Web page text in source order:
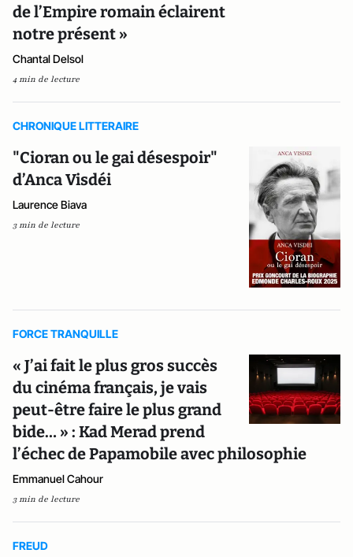
de l’Empire romain éclairent
notre présent »
Chantal Delsol
4 min de lecture
CHRONIQUE LITTERAIRE
"Cioran ou le gai désespoir"
d’Anca Visdéi
Laurence Biava
3 min de lecture
FORCE TRANQUILLE
« J’ai fait le plus gros succès
du cinéma français, je vais
peut-être faire le plus grand
bide… » : Kad Merad prend
l’échec de Papamobile avec philosophie
Emmanuel Cahour
3 min de lecture
FREUD